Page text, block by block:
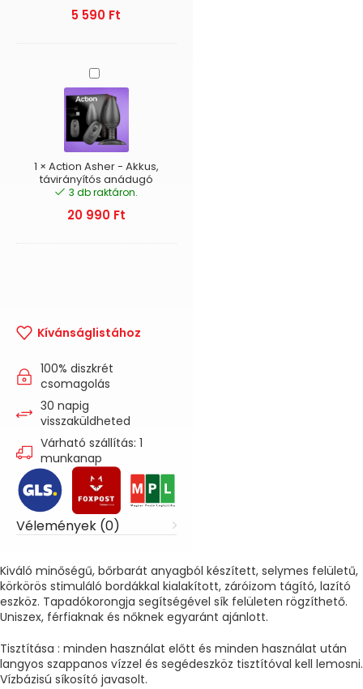
5 590 Ft
Action
Asher
-
Akkus,
távirányítós
anádugó
1 × Action Asher - Akkus,
távirányítós anádugó
3 db raktáron.
20 990 Ft
Kívánságlistához
100% diszkrét
csomagolás
30 napig
visszaküldheted
Várható szállítás: 1
munkanap
Vélemények (0)
Kiváló minőségű, bőrbarát anyagból készített, selymes felületű,
körkörös stimuláló bordákkal kialakított, záróizom tágító, lazító
eszköz. Tapadókorongja segítségével sík felületen rögzíthető.
Uniszex, férfiaknak és nőknek egyaránt ajánlott.
Tisztítása : minden használat előtt és minden használat után
langyos szappanos vízzel és segédeszköz tisztítóval kell lemosni.
Vízbázisú síkosító javasolt.